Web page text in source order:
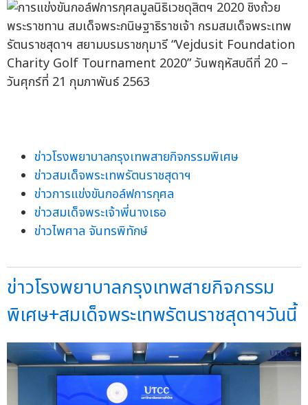
ข่าวโรงพยาบาลกรุงเทพสายกิจกรรมพิเศษ
ข่าวสมเด็จพระเทพรัตนราชสุดาฯ
ข่าวการแข่งขันกอล์ฟการกุศล
ข่าวสมเด็จพระเจ้าพี่นางเธอ
ข่าวไพศาล จันทรพิทักษ์
ข่าวโรงพยาบาลกรุงเทพสายกิจกรรม
พิเศษ+สมเด็จพระเทพรัตนราชสุดาฯวันนี้